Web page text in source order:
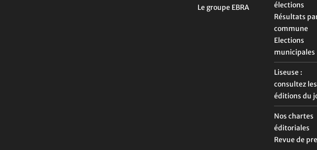
Le groupe EBRA
élections
Résultats
commune
Elections
municipales
Liseuse :
consultez les
éditions du
Nos chartes
éditoriales
Revue de